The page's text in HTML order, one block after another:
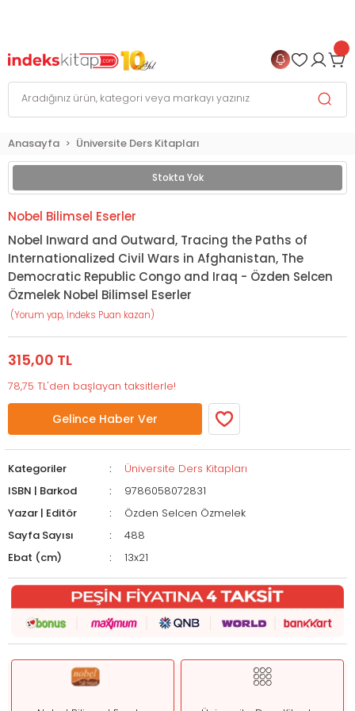
Anasayfa Üniversite Ders Kitapları
Stokta Yok
Nobel Bilimsel Eserler
Nobel Inward and Outward, Tracing the Paths of
Internationalized Civil Wars in Afghanistan, The
Democratic Republic Congo and Iraq - Özden Selcen
Özmelek Nobel Bilimsel Eserler
(Yorum yap, İndeks Puan kazan)
315,00 TL
78,75 TL'den başlayan taksitlerle!
Gelince Haber Ver
Kategoriler
Üniversite Ders Kitapları
ISBN | Barkod
9786058072831
Yazar | Editör
Özden Selcen Özmelek
Sayfa Sayısı
488
Ebat (cm)
13x21